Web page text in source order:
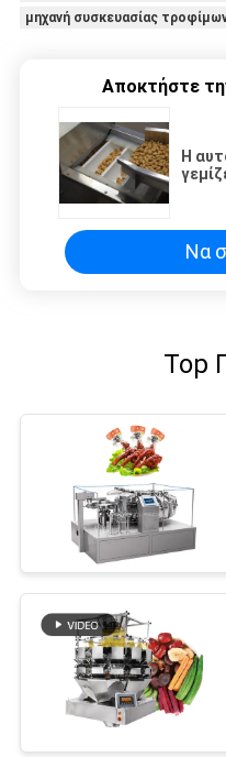
μηχανή συσκευασίας
Αποκτήστε
Η
Να
Top